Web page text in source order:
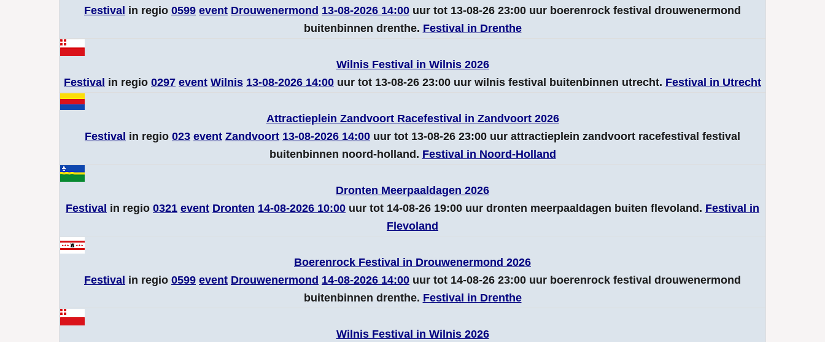
Festival in regio 0599 event Drouwenermond 13-08-2026 14:00 uur tot 13-08-26 23:00 uur boerenrock festival drouwenermond
buitenbinnen drenthe. Festival in Drenthe
Wilnis Festival in Wilnis 2026
Festival in regio 0297 event Wilnis 13-08-2026 14:00 uur tot 13-08-26 23:00 uur wilnis festival buitenbinnen utrecht. Festival in Utrecht
Attractieplein Zandvoort Racefestival in Zandvoort 2026
Festival in regio 023 event Zandvoort 13-08-2026 14:00 uur tot 13-08-26 23:00 uur attractieplein zandvoort racefestival festival
buitenbinnen noord-holland. Festival in Noord-Holland
Dronten Meerpaaldagen 2026
Festival in regio 0321 event Dronten 14-08-2026 10:00 uur tot 14-08-26 19:00 uur dronten meerpaaldagen buiten flevoland. Festival in
Flevoland
Boerenrock Festival in Drouwenermond 2026
Festival in regio 0599 event Drouwenermond 14-08-2026 14:00 uur tot 14-08-26 23:00 uur boerenrock festival drouwenermond
buitenbinnen drenthe. Festival in Drenthe
Wilnis Festival in Wilnis 2026